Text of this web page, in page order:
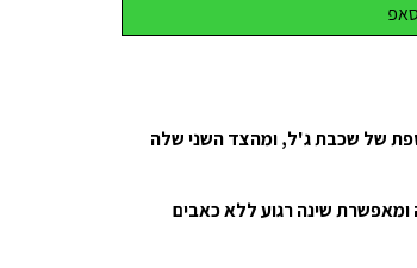
של שכבת ג'ל, ומהצד השני שלה
ומאפשרת שינה רגוע ללא כאבים